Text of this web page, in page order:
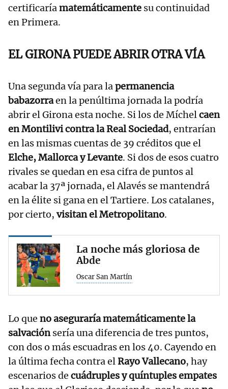
certificaríamatemáticamente su continuidad
en Primera.
EL GIRONA PUEDE ABRIR OTRA VÍA
Una segunda vía para lapermanencia
babazorraen la penúltima jornada la podría
abrir el Girona esta noche. Si los de Míchelcaen
en Montilivi contra la Real Sociedad, entrarían
en las mismas cuentas de 39 créditos que el
Elche, Mallorca y Levante. Si dos de esos cuatro
rivales se quedan en esa cifra de puntos al
acabar la 37ª jornada, el Alavés se mantendrá
en la élite si gana en el Tartiere. Los catalanes,
por cierto, visitan el Metropolitano.
La noche más gloriosa de
Abde
Oscar San Martín
Lo que no aseguraría matemáticamente la
salvaciónsería una diferencia de tres puntos,
con dos o más escuadras en los 40. Cayendo en
la última fecha contra elRayo Vallecano, hay
escenarios de cuádruples y quíntuples empates